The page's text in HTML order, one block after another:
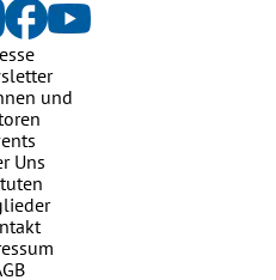
und
Uns